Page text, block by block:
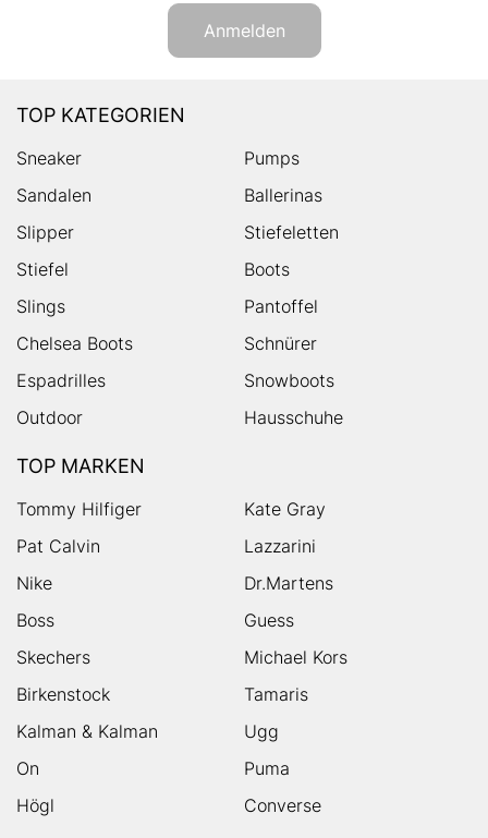
Anmelden
TOP KATEGORIEN
Sneaker
Pumps
Sandalen
Ballerinas
Slipper
Stiefeletten
Stiefel
Boots
Slings
Pantoffel
Chelsea Boots
Schnürer
Espadrilles
Snowboots
Outdoor
Hausschuhe
TOP MARKEN
Tommy Hilfiger
Kate Gray
Pat Calvin
Lazzarini
Nike
Dr.Martens
Boss
Guess
Skechers
Michael Kors
Birkenstock
Tamaris
Kalman & Kalman
Ugg
On
Puma
Högl
Converse